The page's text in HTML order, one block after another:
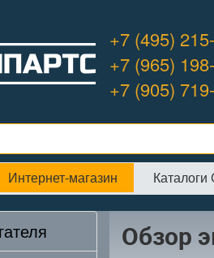
+7 (495)
+7 (965)
+7 (905)
Интернет-магазин Каталоги
Главная→
Обзор